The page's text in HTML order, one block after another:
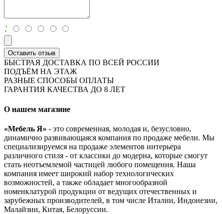
:
Оставить отзыв
БЫСТРАЯ ДОСТАВКА ПО ВСЕЙ РОССИИ
ПОДЪЁМ НА ЭТАЖ
РАЗНЫЕ СПОСОБЫ ОПЛАТЫ
ГАРАНТИЯ КАЧЕСТВА ДО 8 ЛЕТ
О нашем магазине
«Мебель Я» - это современная, молодая и, безусловно,
динамично развивающаяся компания по продаже мебели. Мы
специализируемся на продаже элементов интерьера
различного стиля - от классики до модерна, которые смогут
стать неотъемлемой частицей любого помещения. Наша
компания имеет широкий набор технологических
возможностей, а также обладает многообразной
номенклатурой продукции от ведущих отечественных и
зарубежных производителей, в том числе Италии, Индонезии,
Малайзии, Китая, Белоруссии.